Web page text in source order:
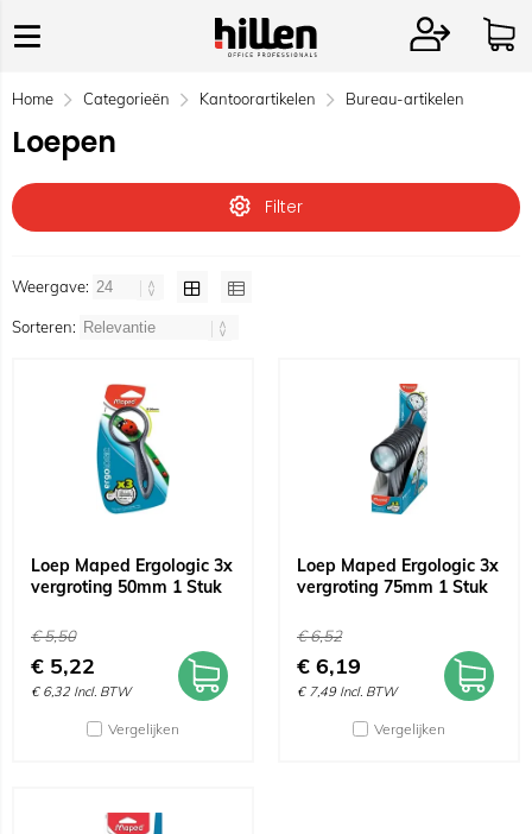
Home Categorieën Kantoorartikelen Bureau-artikelen
Loepen
Filter
Weergave:
Sorteren:
Loep Maped Ergologic 3x
vergroting 50mm 1 Stuk
€5,50
€ 5,22
€ 6,32 Incl. BTW
Vergelijken
Loep Maped Ergologic 3x
vergroting 75mm 1 Stuk
€6,52
€ 6,19
€ 7,49 Incl. BTW
Vergelijken